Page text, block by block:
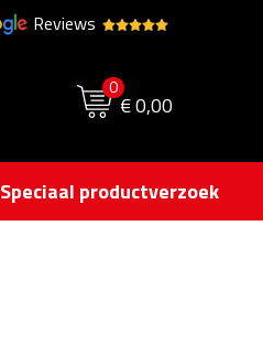
Reviews
0
€ 0,00
Speciaal productverzoek